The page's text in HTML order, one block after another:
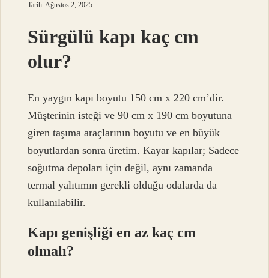
Tarih: Ağustos 2, 2025
Sürgülü kapı kaç cm
olur?
En yaygın kapı boyutu 150 cm x 220 cm’dir.
Müşterinin isteği ve 90 cm x 190 cm boyutuna
giren taşıma araçlarının boyutu ve en büyük
boyutlardan sonra üretim. Kayar kapılar; Sadece
soğutma depoları için değil, aynı zamanda
termal yalıtımın gerekli olduğu odalarda da
kullanılabilir.
Kapı genişliği en az kaç cm
olmalı?